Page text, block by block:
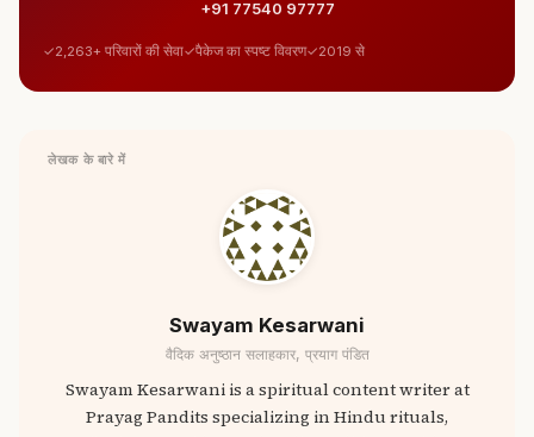
+91 77540 97777
2,263+ परिवारों की सेवा पैकेज का स्पष्ट विवरण 2019 से
लेखक के बारे में
Swayam Kesarwani
वैदिक अनुष्ठान सलाहकार, प्रयाग पंडित
Swayam Kesarwani is a spiritual content writer at
Prayag Pandits specializing in Hindu rituals,